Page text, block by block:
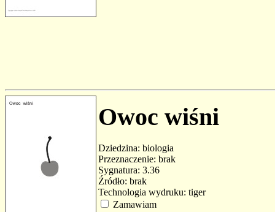
Owoc wiśni
Dziedzina: biologia
Przeznaczenie: brak
Sygnatura: 3.36
Źródło: brak
Technologia wydruku: tiger
Zamawiam